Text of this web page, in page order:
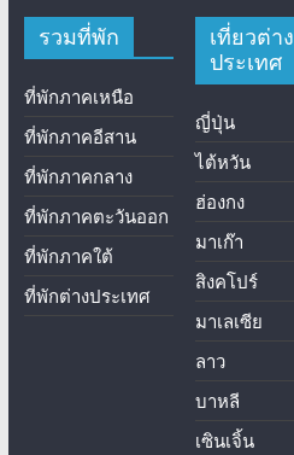
รวมที่พัก
ที่พักภาคเหนือ
ที่พักภาคอีสาน
ที่พักภาคกลาง
ที่พักภาคตะวันออก
ที่พักภาคใต้
ที่พักต่างประเทศ
เที่ยวต่าง
ประเทศ
ญี่ปุ่น
ไต้หวัน
ฮ่องกง
มาเก๊า
สิงคโปร์
มาเลเซีย
ลาว
บาหลี
เซินเจิ้น